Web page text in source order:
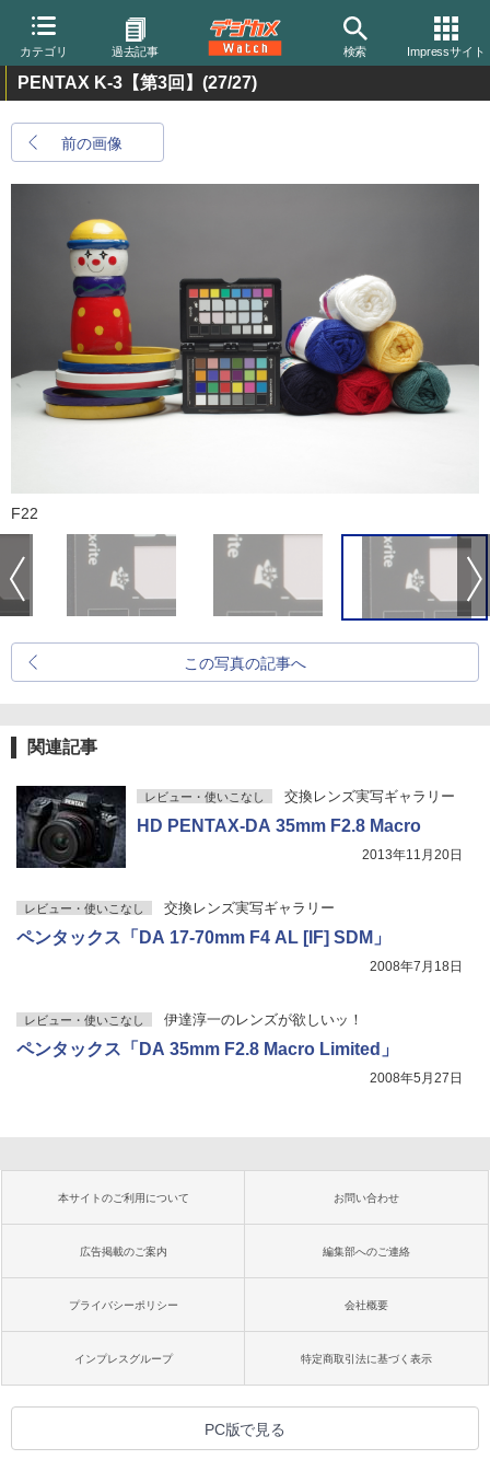
カテゴリ 過去記事 検索 Impressサイト
PENTAX K-3【第3回】 (27/27)
前の画像
F22
この写真の記事へ
関連記事
レビュー・使いこなし 交換レンズ実写ギャラリー
HD PENTAX-DA 35mm F2.8 Macro
2013年11月20日
レビュー・使いこなし 交換レンズ実写ギャラリー
ペンタックス「DA 17-70mm F4 AL [IF] SDM」
2008年7月18日
レビュー・使いこなし 伊達淳一のレンズが欲しいッ！
ペンタックス「DA 35mm F2.8 Macro Limited」
2008年5月27日
本サイトのご利用について お問い合わせ
広告掲載のご案内 編集部へのご連絡
プライバシーポリシー 会社概要
インプレスグループ 特定商取引法に基づく表示
PC版で見る